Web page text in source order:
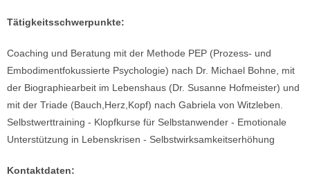
Tätigkeitsschwerpunkte:
Coaching und Beratung mit der Methode PEP (Prozess- und
Embodimentfokussierte Psychologie) nach Dr. Michael Bohne, mit
der Biographiearbeit im Lebenshaus (Dr. Susanne Hofmeister) und
mit der Triade (Bauch,Herz,Kopf) nach Gabriela von Witzleben.
Selbstwerttraining - Klopfkurse für Selbstanwender - Emotionale
Unterstützung in Lebenskrisen - Selbstwirksamkeitserhöhung
Kontaktdaten: